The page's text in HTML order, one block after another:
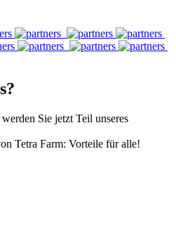
Sie jetzt Teil unseres
Tetra Farm: Vorteile für alle!